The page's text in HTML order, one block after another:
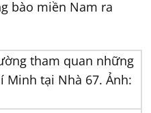
bào miền Nam ra